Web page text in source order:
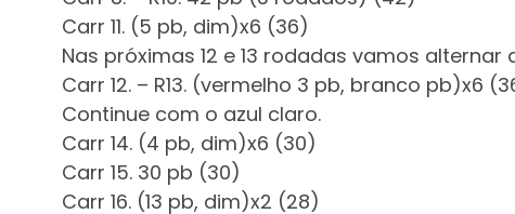
Carr 11. (5 pb, dim)x6 (36)
Nas próximas 12 e 13 rodadas vamos
Carr 12. – R13. (vermelho 3 pb, branco pb)x6
Continue com o azul claro.
Carr 14. (4 pb, dim)x6 (30)
Carr 15. 30 pb (30)
Carr 16. (13 pb, dim)x2 (28)